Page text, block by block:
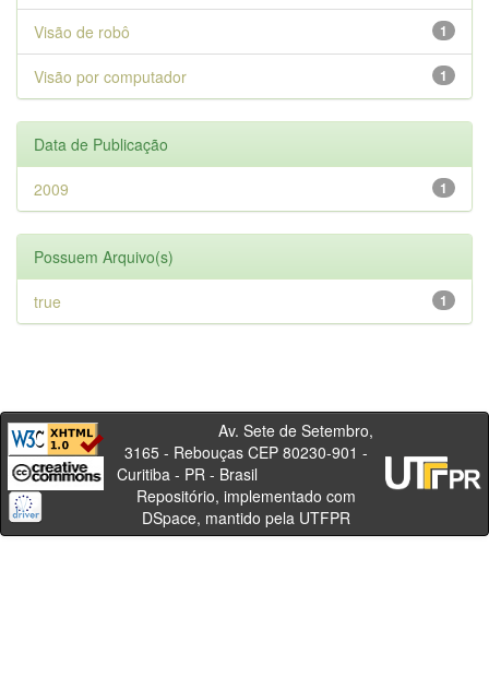
1
Visão de robô
1
Visão por computador
Data de Publicação
1
2009
Possuem Arquivo(s)
1
true
Av. Sete de Setembro,
3165 - Rebouças CEP 80230-901 -
Curitiba - PR - Brasil
Repositório, implementado com
DSpace, mantido pela UTFPR